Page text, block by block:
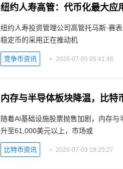
纽约人寿高管：代币化最大应
纽约人寿投资管理公司高管托马斯·赛
稳定币的采用正在推动机
竞争币资讯 2026-07-05 05:41:46
随着AI基础设施股票抛售加剧，内存
升至61,000美元以上，市场或
比特币资讯 2026-07-03 19:25:27